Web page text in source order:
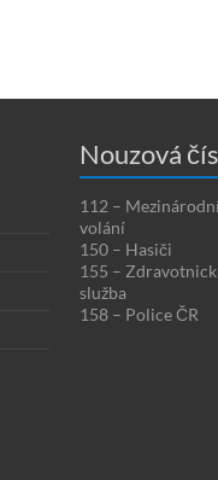
Nouzová
112 –
volání
150 – Hasiči
155 –
služba
158 – Police ČR